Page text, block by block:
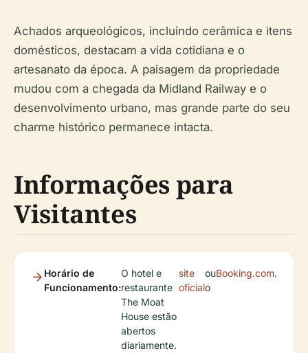
Achados arqueológicos, incluindo cerâmica e itens
domésticos, destacam a vida cotidiana e o
artesanato da época. A paisagem da propriedade
mudou com a chegada da Midland Railway e o
desenvolvimento urbano, mas grande parte do seu
charme histórico permanece intacta.
Informações para
Visitantes
Horário de
Funcionamento:
O hotel e
restaurante
The Moat
House estão
abertos
diariamente.
site
oficial
ou
o
Booking.com.